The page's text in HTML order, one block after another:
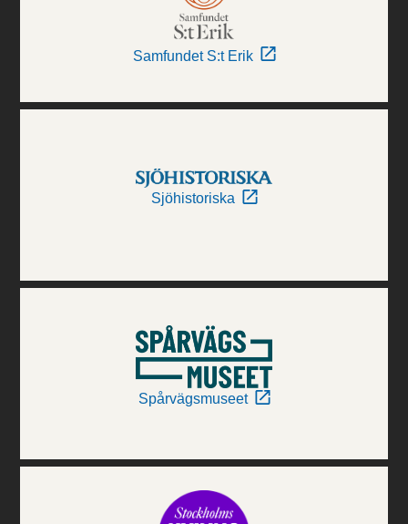
Samfundet S:t Erik
Sjöhistoriska
Spårvägsmuseet